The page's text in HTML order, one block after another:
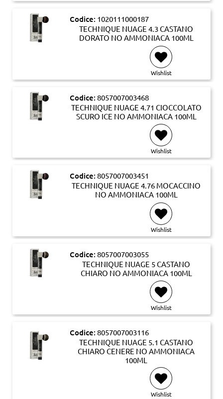
Codice: 1020111000187
TECHNIQUE NUAGE 4.3 CASTANO
DORATO NO AMMONIACA 100ML
Wishlist
Codice: 8057007003468
TECHNIQUE NUAGE 4.71 CIOCCOLATO
SCURO ICE NO AMMONIACA 100ML
Wishlist
Codice: 8057007003451
TECHNIQUE NUAGE 4.76 MOCACCINO
NO AMMONIACA 100ML
Wishlist
Codice: 8057007003055
TECHNIQUE NUAGE 5 CASTANO
CHIARO NO AMMONIACA 100ML
Wishlist
Codice: 8057007003116
TECHNIQUE NUAGE 5.1 CASTANO
CHIARO CENERE NO AMMONIACA
100ML
Wishlist